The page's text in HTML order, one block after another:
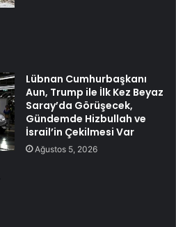
Lübnan Cumhurbaşkanı
Aun, Trump ile İlk Kez Beyaz
Saray’da Görüşecek,
Gündemde Hizbullah ve
İsrail’in Çekilmesi Var
Ağustos 5, 2026